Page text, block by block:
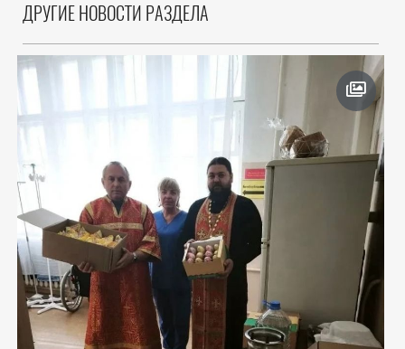
ДРУГИЕ НОВОСТИ РАЗДЕЛА